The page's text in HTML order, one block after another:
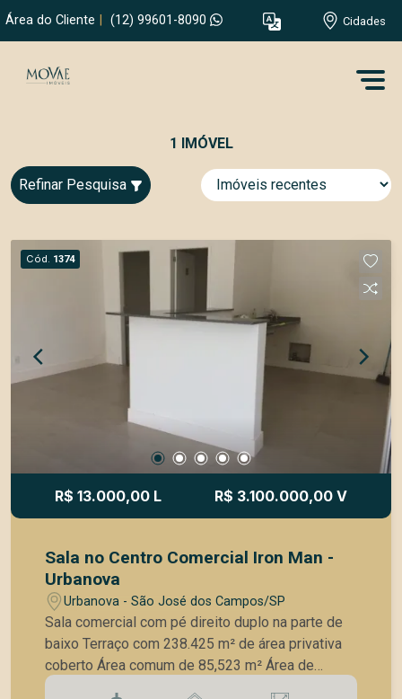
Área do Cliente (12) 99601-8090 Cidades
1 IMÓVEL
Refinar Pesquisa
Cód. 1374
R$ 13.000,00 L R$ 3.100.000,00 V
Sala no Centro Comercial Iron Man -
Urbanova
Urbanova - São José dos Campos/SP
Sala comercial com pé direito duplo na parte de
baixo Terraço com 238.425 m² de área privativa
coberto Área comum de 85,523 m² Área de
estacionamento de 11,040 m² 4 banheiros